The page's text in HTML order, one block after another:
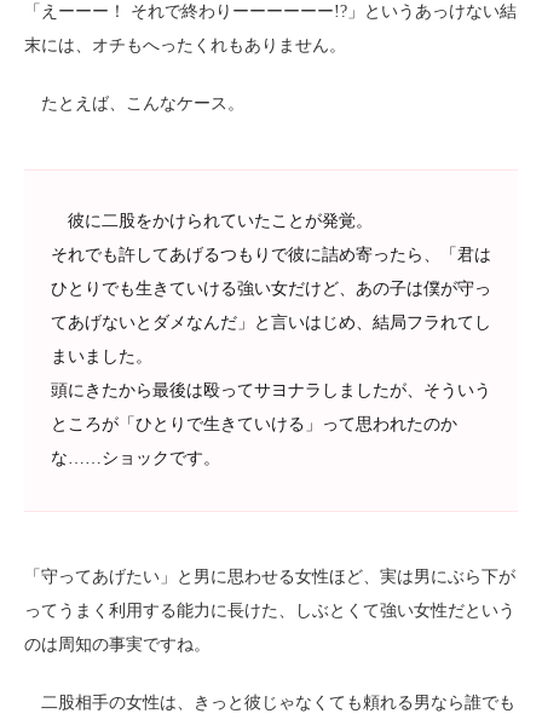
「えーーー！ それで終わりーーーーーー!?」というあっけない結
末には、オチもへったくれもありません。
たとえば、こんなケース。
彼に二股をかけられていたことが発覚。
それでも許してあげるつもりで彼に詰め寄ったら、「君は
ひとりでも生きていける強い女だけど、あの子は僕が守っ
てあげないとダメなんだ」と言いはじめ、結局フラれてし
まいました。
頭にきたから最後は殴ってサヨナラしましたが、そういう
ところが「ひとりで生きていける」って思われたのか
な……ショックです。
「守ってあげたい」と男に思わせる女性ほど、実は男にぶら下が
ってうまく利用する能力に長けた、しぶとくて強い女性だという
のは周知の事実ですね。
二股相手の女性は、きっと彼じゃなくても頼れる男なら誰でも